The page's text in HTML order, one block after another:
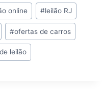
online #leilão RJ
#ofertas de carros
leilão